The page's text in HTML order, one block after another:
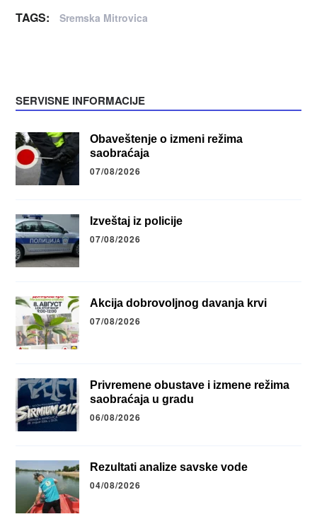
TAGS: Sremska Mitrovica
SERVISNE INFORMACIJE
Obaveštenje o izmeni režima
saobraćaja
07/08/2026
Izveštaj iz policije
07/08/2026
Akcija dobrovoljnog davanja krvi
07/08/2026
Privremene obustave i izmene režima
saobraćaja u gradu
06/08/2026
Rezultati analize savske vode
04/08/2026